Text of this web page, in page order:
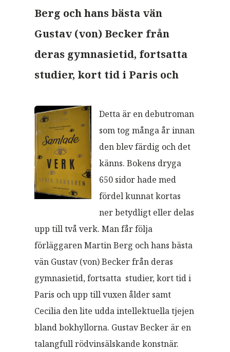
Berg och hans bästa vän
Gustav (von) Becker från
deras gymnasietid, fortsatta
studier, kort tid i Paris och
Detta är en debutroman
som tog många år innan
den blev färdig och det
känns. Bokens dryga
650 sidor hade med
fördel kunnat kortas
ner betydligt eller delas
upp till två verk. Man får följa
förläggaren Martin Berg och hans bästa
vän Gustav (von) Becker från deras
gymnasietid, fortsatta studier, kort tid i
Paris och upp till vuxen ålder samt
Cecilia den lite udda intellektuella tjejen
bland bokhyllorna. Gustav Becker är en
talangfull rödvinsälskande konstnär.